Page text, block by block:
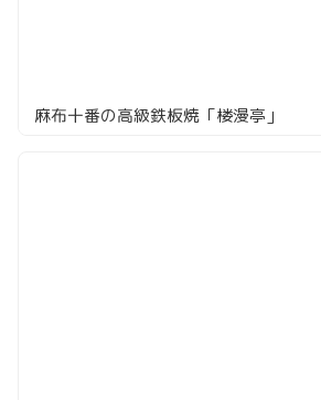
麻布十番の高級鉄板焼「楼漫亭」